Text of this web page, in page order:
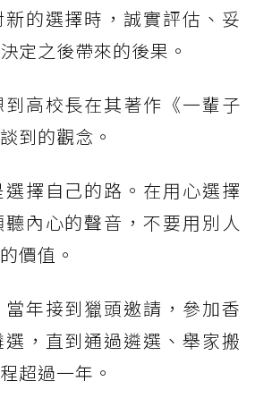
的選擇時，誠實評估、妥
定之後帶來的後果。
高校長在其著作《一輩子
到的觀念。
擇自己的路。在用心選擇
內心的聲音，不要用別人
價值。
年接到獵頭邀請，參加香
，直到通過遴選、舉家搬
超過一年。